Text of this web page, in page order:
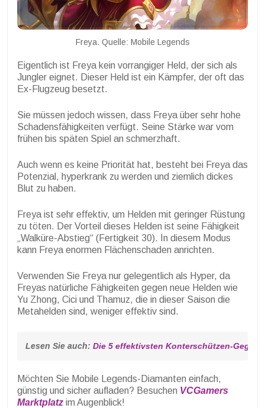
Freya. Quelle: Mobile Legends
Eigentlich ist Freya kein vorrangiger Held, der sich als
Jungler eignet. Dieser Held ist ein Kämpfer, der oft das
Ex-Flugzeug besetzt.
Sie müssen jedoch wissen, dass Freya über sehr hohe
Schadensfähigkeiten verfügt. Seine Stärke war vom
frühen bis späten Spiel an schmerzhaft.
Auch wenn es keine Priorität hat, besteht bei Freya das
Potenzial, hyperkrank zu werden und ziemlich dickes
Blut zu haben.
Freya ist sehr effektiv, um Helden mit geringer Rüstung
zu töten. Der Vorteil dieses Helden ist seine Fähigkeit
„Walküre-Abstieg“ (Fertigkeit 30). In diesem Modus
kann Freya enormen Flächenschaden anrichten.
Verwenden Sie Freya nur gelegentlich als Hyper, da
Freyas natürliche Fähigkeiten gegen neue Helden wie
Yu Zhong, Cici und Thamuz, die in dieser Saison die
Metahelden sind, weniger effektiv sind.
Lesen Sie auch: Die 5 effektivsten Konterschützen-
Möchten Sie Mobile Legends-Diamanten einfach,
günstig und sicher aufladen? Besuchen VCGamers
Marktplatz im Augenblick!